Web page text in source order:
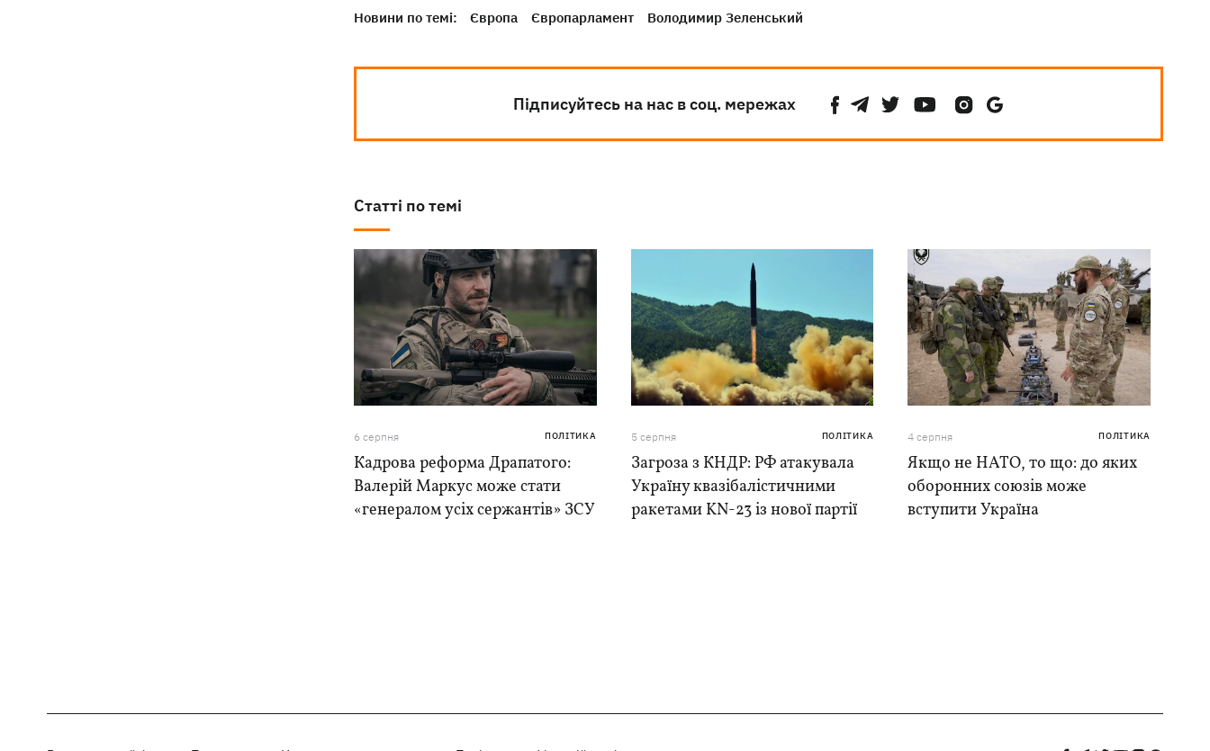
Новини по темі: Європа Європарламент Володимир Зеленський
Підписуйтесь на нас в соц. мережах
Статті по темі
6 серпня ПОЛІТИКА
Кадрова реформа Драпатого:
Валерій Маркус може стати
«генералом усіх сержантів» ЗСУ
5 серпня ПОЛІТИКА
Загроза з КНДР: РФ атакувала
Україну квазібалістичними
ракетами KN-23 із нової партії
4 серпня ПОЛІТИКА
Якщо не НАТО, то що: до яких
оборонних союзів може
вступити Україна